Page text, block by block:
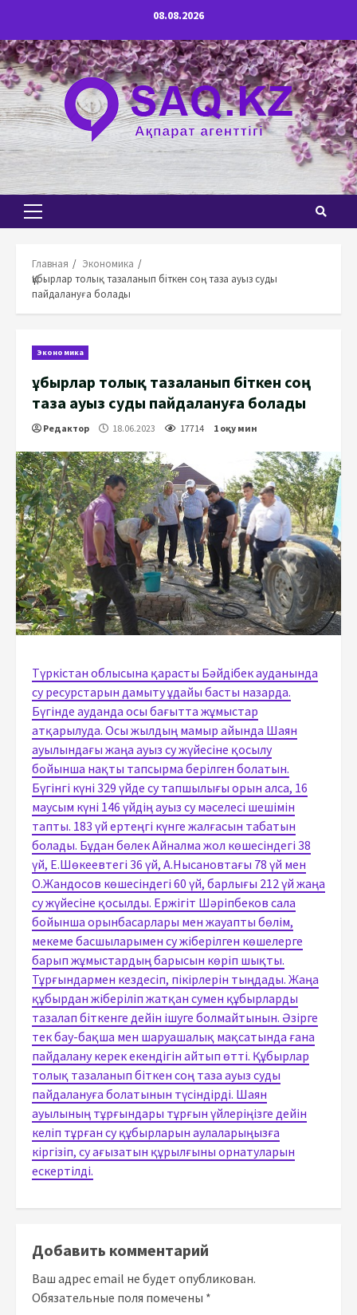
содержимому
08.08.2026
Основное
Главная
Экономика
Құбырлар толық тазаланып біткен соң таза ауыз суды
пайдалануға болады
Экономика
Құбырлар толық тазаланып біткен соң
таза ауыз суды пайдалануға болады
Редактор 18.06.2023 17714 1 оқу мин
Түркістан облысына қарасты Бәйдібек ауданында
су ресурстарын дамыту ұдайы басты назарда.
Бүгінде ауданда осы бағытта жұмыстар
атқарылуда. Осы жылдың мамыр айында Шаян
ауылындағы жаңа ауыз су жүйесіне қосылу
бойынша нақты тапсырма берілген болатын.
Бүгінгі күні 329 үйде су тапшылығы орын алса, 16
маусым күні 146 үйдің ауыз су мәселесі шешімін
тапты. 183 үй ертеңгі күнге жалғасын табатын
болады. Бұдан бөлек Айналма жол көшесіндегі 38
үй, Е.Шөкеевтегі 36 үй, А.Нысановтағы 78 үй мен
О.Жандосов көшесіндегі 60 үй, барлығы 212 үй жаңа
су жүйесіне қосылды. Ержігіт Шәріпбеков сала
бойынша орынбасарлары мен жауапты бөлім,
мекеме басшыларымен су жіберілген көшелерге
барып жұмыстардың барысын көріп шықты.
Тұрғындармен кездесіп, пікірлерін тыңдады. Жаңа
құбырдан жіберіліп жатқан сумен құбырларды
тазалап біткенге дейін ішуге болмайтынын. Әзірге
тек бау-бақша мен шаруашалық мақсатында ғана
пайдалану керек екендігін айтып өтті. Құбырлар
толық тазаланып біткен соң таза ауыз суды
пайдалануға болатынын түсіндірді. Шаян
ауылының тұрғындары тұрғын үйлеріңізге дейін
келіп тұрған су құбырларын аулаларыңызға
кіргізіп, су ағызатын құрылғыны орнатуларын
ескертілді.
Добавить комментарий
Ваш адрес email не будет опубликован.
Обязательные поля помечены *